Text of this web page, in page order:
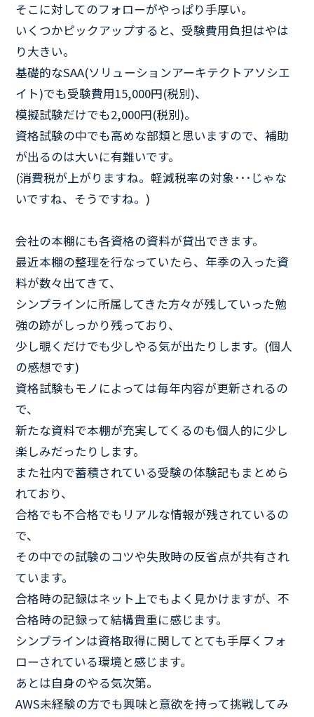
そこに対してのフォローがやっぱり手厚い。
いくつかピックアップすると、受験費用負担はやは
り大きい。
基礎的なSAA(ソリューションアーキテクトアソシエ
イト)でも受験費用15,000円(税別)、
模擬試験だけでも2,000円(税別)。
資格試験の中でも高めな部類と思いますので、補助
が出るのは大いに有難いです。
(消費税が上がりますね。軽減税率の対象･･･じゃな
いですね、そうですね。)
会社の本棚にも各資格の資料が貸出できます。
最近本棚の整理を行なっていたら、年季の入った資
料が数々出てきて、
シンプラインに所属してきた方々が残していった勉
強の跡がしっかり残っており、
少し覗くだけでも少しやる気が出たりします。(個人
の感想です)
資格試験もモノによっては毎年内容が更新されるの
で、
新たな資料で本棚が充実してくるのも個人的に少し
楽しみだったりします。
また社内で蓄積されている受験の体験記もまとめら
れており、
合格でも不合格でもリアルな情報が残されているの
で、
その中での試験のコツや失敗時の反省点が共有され
ています。
合格時の記録はネット上でもよく見かけますが、不
合格時の記録って結構貴重に感じます。
シンプラインは資格取得に関してとても手厚くフォ
ローされている環境と感じます。
あとは自身のやる気次第。
AWS未経験の方でも興味と意欲を持って挑戦してみ